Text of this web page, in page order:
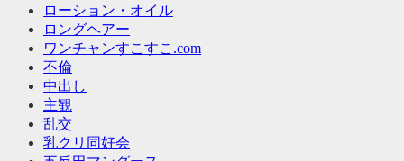
ローション・オイル
ロングヘアー
ワンチャンすこすこ.com
不倫
中出し
主観
乱交
乳クリ同好会